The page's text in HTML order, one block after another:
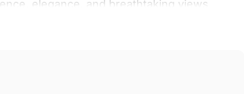
elegance, and breathtaking views.
windows, ‌and ‌top ‌resort-style